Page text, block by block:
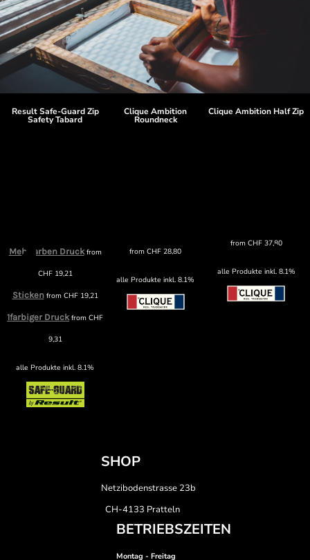
Result Safe-Guard Zip
Safety Tabard
Mehrfarben Druckfrom
CHF19,21
Stickenfrom CHF19,21
1farbiger DruckfromCHF
9,31
alle Produkte inkl. 8.1%
Clique Ambition
Roundneck
fromCHF 28,80
alle Produkte inkl. 8.1%
Clique Ambition Half Zip
from CHF37,80
alle Produkte inkl. 8.1%
SHOP
Netzibodenstrasse 23b
CH-4133 Pratteln
BETRIEBSZEITEN
Montag - Freitag